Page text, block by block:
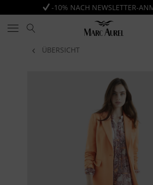
-10% NACH NEWSLETTER-
ÜBERSICHT